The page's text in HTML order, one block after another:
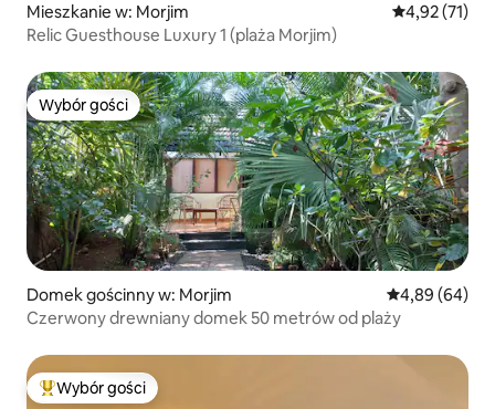
Mieszkanie w: Morjim Średnia
4,92 (71)
Relic Guesthouse Luxury 1 (plaża Morjim)
Wybór gości
Wybór gości
Domek gościnny w: Morjim Średnia
4,89 (64)
Czerwony drewniany domek 50 metrów od plaży
Najpopularniejsze z kategorii Wybór gości
Wybór gości